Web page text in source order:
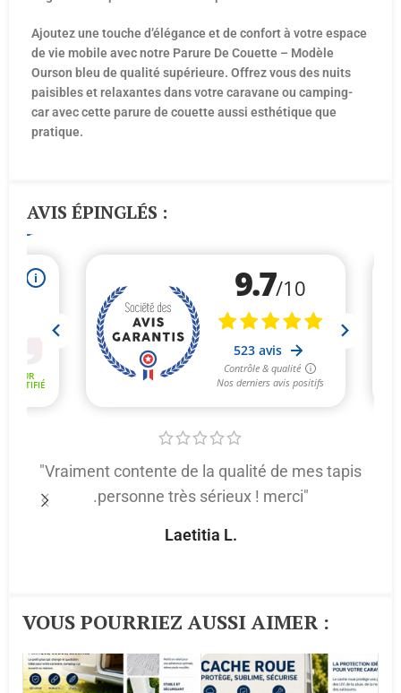
Ajoutez une touche d’élégance et de confort à votre espace
de vie mobile avec notre Parure De Couette – Modèle
Ourson bleu de qualité supérieure. Offrez vous des nuits
paisibles et relaxantes dans votre caravane ou camping-
car avec cette parure de couette aussi esthétique que
pratique.
AVIS ÉPINGLÉS :
"Vraiment contente de la qualité de mes tapis
.personne très sérieux ! merci"
Laetitia L.
VOUS POURRIEZ AUSSI AIMER :​